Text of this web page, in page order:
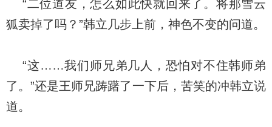
“二位道友，怎么如此快就回来了。将那雪云
狐卖掉了吗？”韩立几步上前，神色不变的问道。
“这……我们师兄弟几人，恐怕对不住韩师弟
了。”还是王师兄踌躇了一下后，苦笑的冲韩立说
道。